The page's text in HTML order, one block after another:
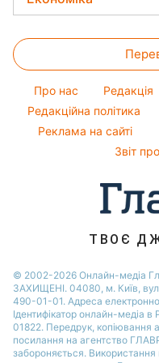
Новини Харкова
Гарний манікюр
Софія Ротару
Ольга Сумська
Філіп Кіркоров
Олена Зеленська
Оптичні ілюзії
Народні прикмети
Усе про шоу-бізнес
Салати
Легкі десерти
Напої
Святкове меню
Грошова допомога
Тарифи
Курс валют
Про нас Редакція
Редакційна політика
Реклама на сайті
Звіт
ТВОЄ
© 2002-2026 Онлайн-медіа
ЗАХИЩЕНІ. 04080, м. Київ,
490-01-01. Адреса
Ідентифікатор онлайн-медіа в
01822. Передрук, копіювання
посилання на агентство
забороняється. Використання